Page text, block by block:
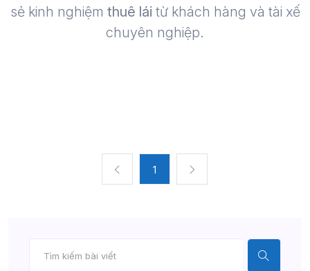
sẻ kinh nghiệm thuê lái từ khách hàng và tài xế
chuyên nghiệp.
1